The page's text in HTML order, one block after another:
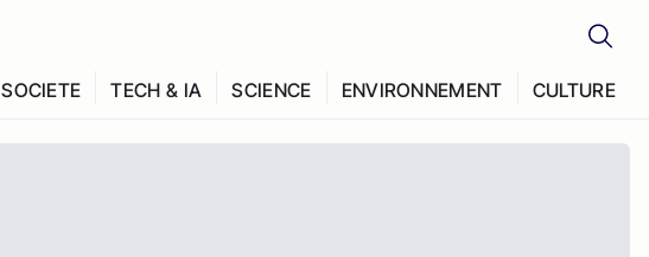
SOCIETE TECH & IA SCIENCE ENVIRONNEMENT CULTURE